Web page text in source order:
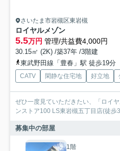
さいたま市岩槻区東岩槻
ロイヤルメゾン
5.5万円 管理/共益費4,000円
30.15㎡ (2K) /築37年 /3階建
東武野田線「豊春」駅 徒歩19分
CATV 閑静な住宅地 好立地
ぜひ一度見ていただきたい、「ロイ
ンストア100 LS東岩槻五丁目店(徒歩
募集中の部屋
1階